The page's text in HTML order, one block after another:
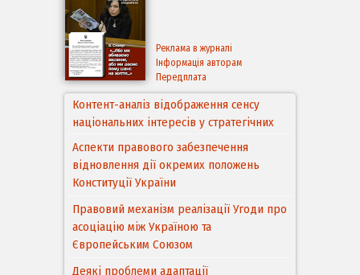
Реклама в журналі
Інформація авторам
Передплата
Аспекти правового забезпечення
відновлення дії окремих положень
Конституції України
Правовий механізм реалізації Угоди про
асоціацію між Україною та
Європейським Cоюзом
Деякі проблеми адаптації
законодавства України щодо зазначення
походження товарів відповідно до